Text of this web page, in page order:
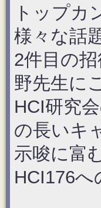
トップカ
様々な話
2件目の
野先生に
HCI研究
の長いキ
示唆に富
HCI176